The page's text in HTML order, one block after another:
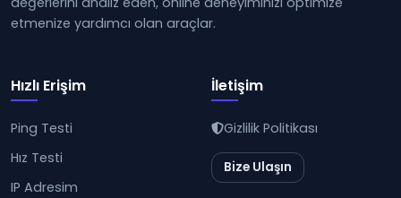
etmenize yardımcı olan araçlar.
Hızlı Erişim
Ping Testi
Hız Testi
IP Adresim
İletişim
Gizlilik Politikası
Bize Ulaşın